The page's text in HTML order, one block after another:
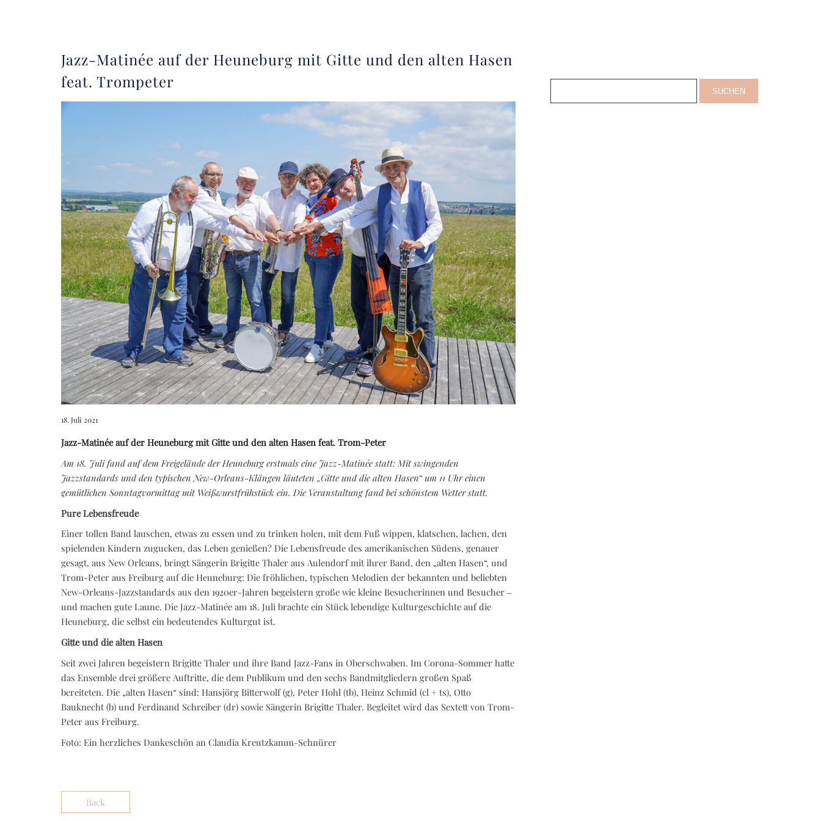
Jazz-Matinée auf der Heuneburg mit Gitte und den alten Hasen
feat. Trompeter
18. Juli 2021
Jazz-Matinée auf der Heuneburg mit Gitte und den alten Hasen feat. Trom-Peter
Am 18. Juli fand auf dem Freigelände der Heuneburg erstmals eine Jazz-Matinée statt: Mit swingenden
Jazzstandards und den typischen New-Orleans-Klängen läuteten „Gitte und die alten Hasen“ um 11 Uhr einen
gemütlichen Sonntagvormittag mit Weißwurstfrühstück ein. Die Veranstaltung fand bei schönstem Wetter statt.
Pure Lebensfreude
Einer tollen Band lauschen, etwas zu essen und zu trinken holen, mit dem Fuß wippen, klatschen, lachen, den
spielenden Kindern zugucken, das Leben genießen? Die Lebensfreude des amerikanischen Südens, genauer
gesagt, aus New Orleans, bringt Sängerin Brigitte Thaler aus Aulendorf mit ihrer Band, den „alten Hasen“, und
Trom-Peter aus Freiburg auf die Heuneburg: Die fröhlichen, typischen Melodien der bekannten und beliebten
New-Orleans-Jazzstandards aus den 1920er-Jahren begeistern große wie kleine Besucherinnen und Besucher ‒
und machen gute Laune. Die Jazz-Matinée am 18. Juli brachte ein Stück lebendige Kulturgeschichte auf die
Heuneburg, die selbst ein bedeutendes Kulturgut ist.
Gitte und die alten Hasen
Seit zwei Jahren begeistern Brigitte Thaler und ihre Band Jazz-Fans in Oberschwaben. Im Corona-Sommer hatte
das Ensemble drei größere Auftritte, die dem Publikum und den sechs Bandmitgliedern großen Spaß
bereiteten. Die „alten Hasen“ sind: Hansjörg Bitterwolf (g), Peter Hohl (tb), Heinz Schmid (cl + ts), Otto
Bauknecht (b) und Ferdinand Schreiber (dr) sowie Sängerin Brigitte Thaler. Begleitet wird das Sextett von Trom-
Peter aus Freiburg.
Foto: Ein herzliches Dankeschön an Claudia Kreutzkamm-Schnürer
Back